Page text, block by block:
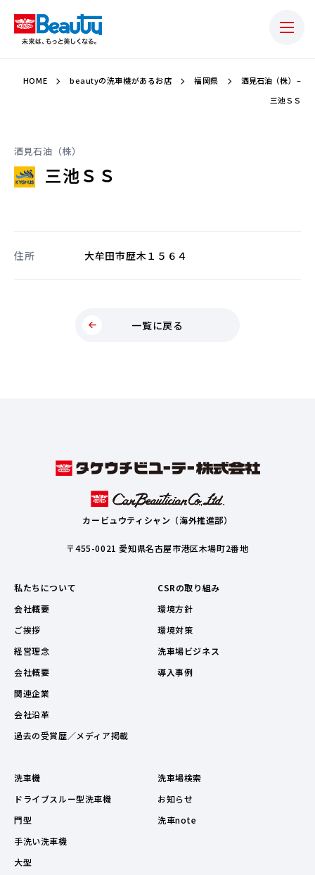
HOME beautyの洗車機があるお店 福岡県
酒見石油（株） –
三池ＳＳ
酒見石油（株）
三池ＳＳ
住所 大牟田市歴木１５６４
一覧に戻る
カービュウティシャン（海外推進部）
〒455-0021 愛知県名古屋市港区木場町2番地
私たちについて
会社概要
ご挨拶
経営理念
会社概要
関連企業
会社沿革
過去の受賞歴／メディア掲載
CSRの取り組み
環境方針
環境対策
洗車場ビジネス
導入事例
洗車機
ドライブスルー型洗車機
門型
手洗い洗車機
大型
洗車場検索
お知らせ
洗車note